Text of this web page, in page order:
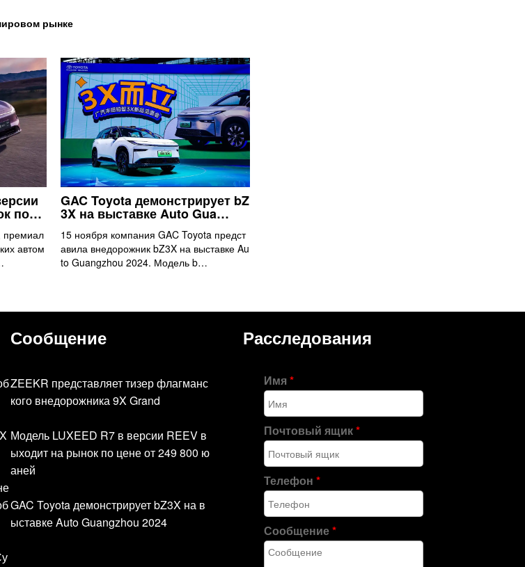
рынке
по…
премиал
автом
GAC Toyota демонстрирует bZ
3X на выставке Auto Gua…
15 ноября компания GAC Toyota предст
авила внедорожник bZ3X на выставке Au
to Guangzhou 2024. Модель b…
Сообщение
ZEEKR представляет тизер флагманс
кого внедорожника 9X Grand
Модель LUXEED R7 в версии REEV в
ыходит на рынок по цене от 249 800 ю
аней
GAC Toyota демонстрирует bZ3X на в
ыставке Auto Guangzhou 2024
Расследования
Имя*
Почтовый ящик*
Телефон *
Сообщение*